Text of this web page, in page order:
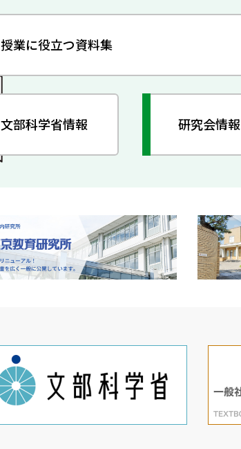
授業に役立つ資料集
文部科学省情報 研究会情報